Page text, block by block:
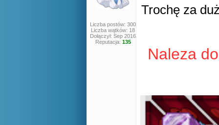
Liczba postów: 300
Liczba wątków: 18
Dołączył: Sep 2016
Reputacja: 135
Trochę za
Naleza